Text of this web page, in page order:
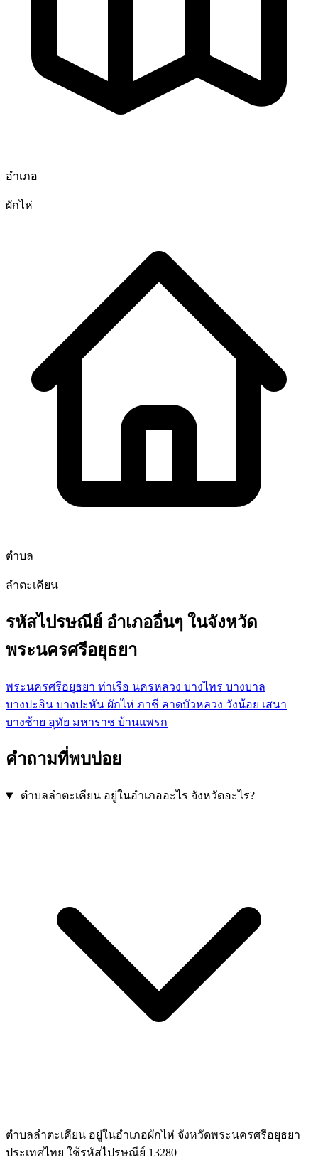
อำเภอ
ผักไห่
ตำบล
ลำตะเคียน
รหัสไปรษณีย์ อำเภออื่นๆ ในจังหวัด
พระนครศรีอยุธยา
พระนครศรีอยุธยา ท่าเรือ นครหลวง บางไทร บางบาล
บางปะอิน บางปะหัน ผักไห่ ภาชี ลาดบัวหลวง วังน้อย เสนา
บางซ้าย อุทัย มหาราช บ้านแพรก
คำถามที่พบบ่อย
ตำบลลำตะเคียน อยู่ในอำเภออะไร จังหวัดอะไร?
ตำบลลำตะเคียน อยู่ในอำเภอผักไห่ จังหวัดพระนครศรีอยุธยา
ประเทศไทย ใช้รหัสไปรษณีย์ 13280